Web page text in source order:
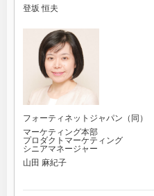
登坂 恒夫
フォーティネットジャパン（同）
マーケティング本部
プロダクトマーケティング
シニアマネージャー
山田 麻紀子